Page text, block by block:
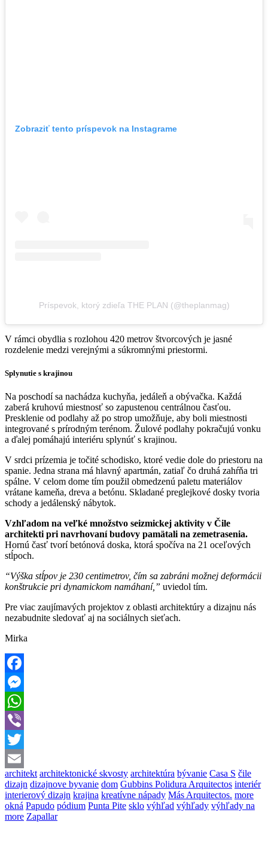
Zobraziť tento príspevok na Instagrame
Príspevok, ktorý zdieľa THE PLAN (@theplanmag)
V rámci obydlia s rozlohou 420 metrov štvorcových je jasné
rozdelenie medzi verejnými a súkromnými priestormi.
Splynutie s krajinou
Na poschodí sa nachádza kuchyňa, jedáleň a obývačka. Každá
zaberá kruhovú miestnosť so zapustenou centrálnou časťou.
Presklenie od podlahy až po strop umožňuje, aby boli miestnosti
integrované s prírodným terénom. Žulové podlahy pokračujú vonku
a ďalej pomáhajú interiéru splynúť s krajinou.
V srdci prízemia je točité schodisko, ktoré vedie dole do priestoru na
spanie. Jedna strana má hlavný apartmán, zatiaľ čo druhá zahŕňa tri
spálne. V celom dome tím použil obmedzenú paletu materiálov
vrátane kameňa, dreva a betónu. Skladané preglejkové dosky tvoria
schody a jedálenský nábytok.
Vzhľadom na veľké množstvo seizmickej aktivity v Čile
architekti pri navrhovaní budovy pamätali na zemetrasenia.
Hornú časť tvorí betónová doska, ktorá spočíva na 21 oceľových
stĺpoch.
“Výška stĺpov je 230 centimetrov, čím sa zabráni možnej deformácii
konštrukcie pri dynamickom namáhaní,” uviedol tím.
Pre viac zaujímavých projektov z oblasti architektúry a dizajnu nás
nezabudnite sledovať aj na sociálnych sieťach.
Mirka
Facebook
Messenger
WhatsApp
Viber
Twitter
Email
architekt architektonické skvosty architektúra bývanie Casa S čile
dizajn dizajnove byvanie dom Gubbins Polidura Arquitectos interiér
interierový dizajn krajina kreatívne nápady Más Arquitectos. more
okná Papudo pódium Punta Pite sklo výhľad výhľady výhľady na
more Zapallar